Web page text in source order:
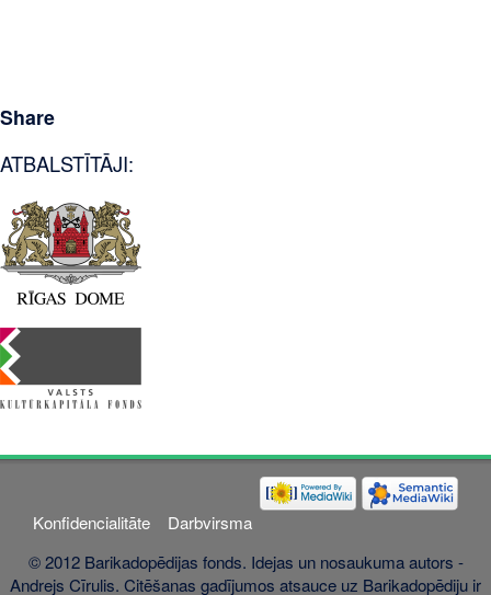
Share
ATBALSTĪTĀJI:
Konfidencialitāte
Darbvirsma
© 2012 Barikadopēdijas fonds. Idejas un nosaukuma autors -
Andrejs Cīrulis. Citēšanas gadījumos atsauce uz Barikadopēdiju ir